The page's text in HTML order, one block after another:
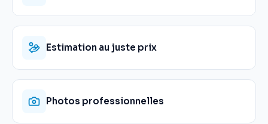
Estimation au juste prix
Photos professionnelles